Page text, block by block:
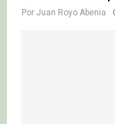
Por Juan Royo Abenia